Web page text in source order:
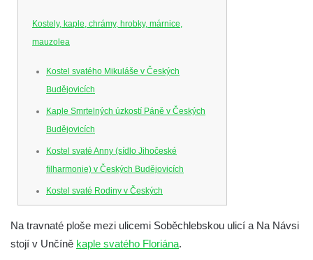
Kostely, kaple, chrámy, hrobky, márnice,
mauzolea
Kostel svatého Mikuláše v Českých
Budějovicích
Kaple Smrtelných úzkostí Páně v Českých
Budějovicích
Kostel svaté Anny (sídlo Jihočeské
filharmonie) v Českých Budějovicích
Kostel svaté Rodiny v Českých
Budějovicích
Kostel Obětování Panny Marie u kláštera
dominikánů v Českých Budějovicích
Na travnaté ploše mezi ulicemi Soběchlebskou ulicí a Na Návsi
stojí v Unčíně kaple svatého Floriána.